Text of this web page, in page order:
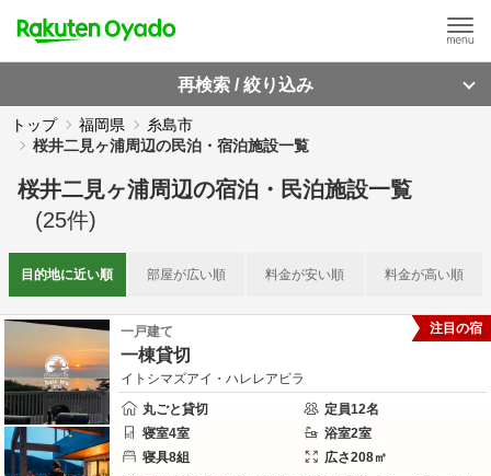
再検索 / 絞り込み
トップ 福岡県
糸島市
桜井二見ヶ浦周辺の民泊・宿泊施設一覧
桜井二見ヶ浦周辺の宿泊・民泊施設一覧
(25件)
目的地に近い順 部屋が広い順 料金が安い順 料金が高い順
一戸建て
一棟貸切
イトシマズアイ・ハレレアビラ
丸ごと貸切
定員12名
寝室4室 浴室2室
寝具8組 広さ208㎡
注目の宿